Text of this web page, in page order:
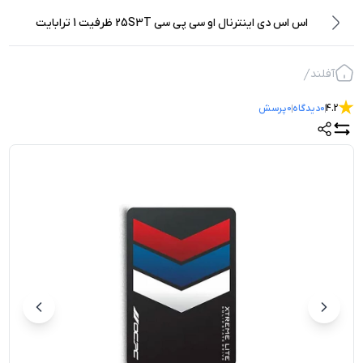
اس اس دی اینترنال او سی پی سی 25S3T ظرفیت 1 ترابایت
آفلند
4.2
0دیدگاه0پرسش